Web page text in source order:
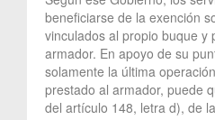
beneficiarse de la exención
vinculados al propio buque y
armador. En apoyo de su
solamente la última
prestado al armador, puede
del artículo 148, letra d), de